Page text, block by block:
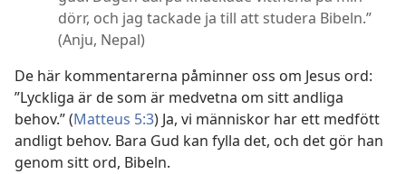
dörr, och jag tackade ja till att studera Bibeln.”
(Anju, Nepal)
De här kommentarerna påminner oss om Jesus ord:
”Lyckliga är de som är medvetna om sitt andliga
behov.” (Matteus 5:3) Ja, vi människor har ett medfött
andligt behov. Bara Gud kan fylla det, och det gör han
genom sitt ord, Bibeln.